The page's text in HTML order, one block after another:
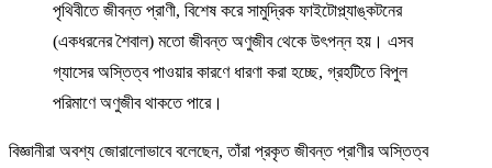
পৃথিবীতে জীবন্ত প্রাণী, বিশেষ করে সামুদ্রিক ফাইটোপ্ল্যাঙ্কটনের
(একধরনের শৈবাল) মতো জীবন্ত অণুজীব থেকে উৎপন্ন হয়। এসব
গ্যাসের অস্তিত্ব পাওয়ার কারণে ধারণা করা হচ্ছে, গ্রহটিতে বিপুল
পরিমাণে অণুজীব থাকতে পারে।
বিজ্ঞানীরা অবশ্য জোরালোভাবে বলেছেন, তাঁরা প্রকৃত জীবন্ত প্রাণীর অস্তিত্ব